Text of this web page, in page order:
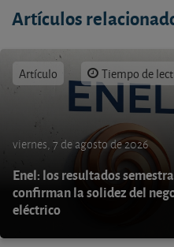
Artículos
Artículo Tiempo de
viernes, 7 de agosto de 2026
Enel: los resultados
confirman la solidez del
eléctrico